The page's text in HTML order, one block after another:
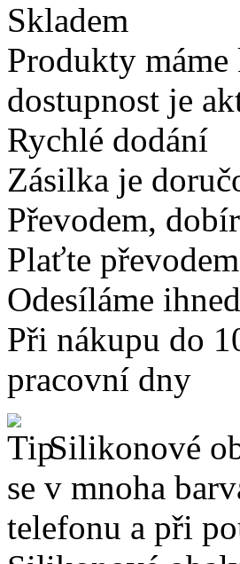
Skladem
Produkty
dostupnost je
Rychlé dodání
Zásilka je
Převodem,
Plaťte
Odesíláme ihned
Při nákupu do
pracovní dny
Silikonové
se v mnoha
telefonu a při